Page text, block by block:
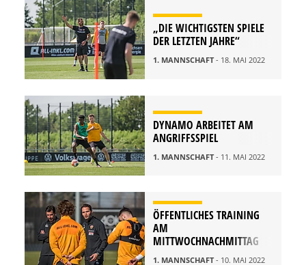
„DIE WICHTIGSTEN SPIELE
DER LETZTEN JAHRE“
1. MANNSCHAFT- 18. MAI 2022
DYNAMO ARBEITET AM
ANGRIFFSSPIEL
1. MANNSCHAFT- 11. MAI 2022
ÖFFENTLICHES TRAINING
AM
MITTWOCHNACHMITTAG
1. MANNSCHAFT- 10. MAI 2022